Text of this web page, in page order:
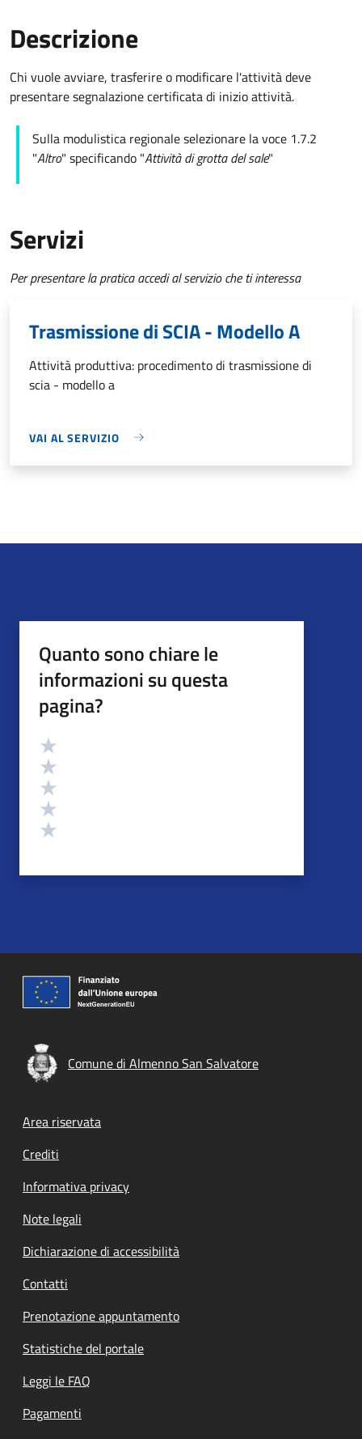
Descrizione
Chi vuole avviare, trasferire o modificare l'attività deve
presentaresegnalazione certificata di inizio attività.
Sulla modulistica regionale selezionare la voce 1.7.2
"Altro" specificando "Attività di grotta del sale"
Servizi
Per presentare la pratica accedi al servizio che ti interessa
Trasmissione di SCIA - Modello A
Attività produttiva: procedimento di trasmissione di
scia - modello a
VAI AL SERVIZIO
Quanto sono chiare le
informazioni su questa
pagina?
Valutazione
Comune di Almenno San Salvatore
Footer menu
Area riservata
Crediti
Informativa privacy
Note legali
Dichiarazione di accessibilità
Contatti
Prenotazione appuntamento
Statistiche del portale
Leggi le FAQ
Pagamenti